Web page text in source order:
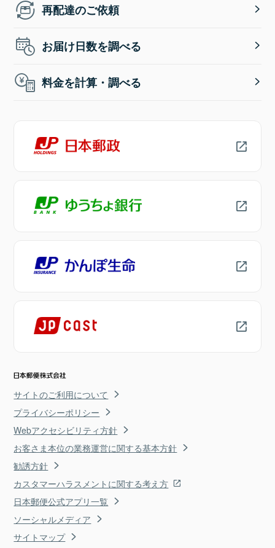
再配達のご依頼
お届け日数を調べる
料金を計算・調べる
サイトのご利用について
プライバシーポリシー
Webアクセシビリティ方針
お客さま本位の業務運営に関する基本方針
勧誘方針
カスタマーハラスメントに関する考え方
日本郵便公式アプリ一覧
ソーシャルメディア
サイトマップ